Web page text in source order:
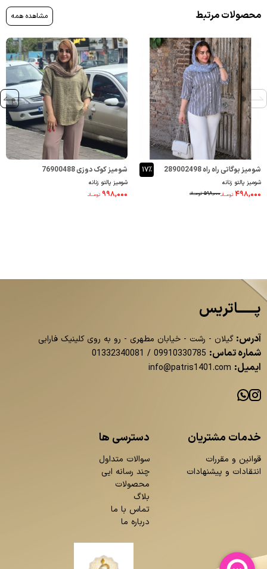
محصولات مرتبط مشاهده همه
شومیز بوگاتی راه راه 289002498
شومیز پالتو زنانه
۵۹۸,۰۰۰ تومــانـ ۴۹۸,۰۰۰ تومــانـ
۱۷٪ شومیز کوک دوزی 76900488
شومیز پالتو زنانه
۹۹۸,۰۰۰ تومــانـ
پــــــاتریس
آدرس: گیلان - رشت - خیابان مطهری - رو به روی کلینیک فارابی
شماره تماس: 09910330785
/
01332340081
ایمیل: info@patris1401.com
خدمات مشتریان
قوانین و مقررات
انتقادات و پیشنهادات
دسترسی ها
سوالات متداول
چند رسانه ایی
محصولات
بلاگ
تماس با ما
درباره ما